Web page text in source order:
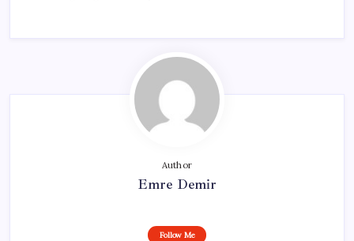
Author
Emre Demir
Follow Me